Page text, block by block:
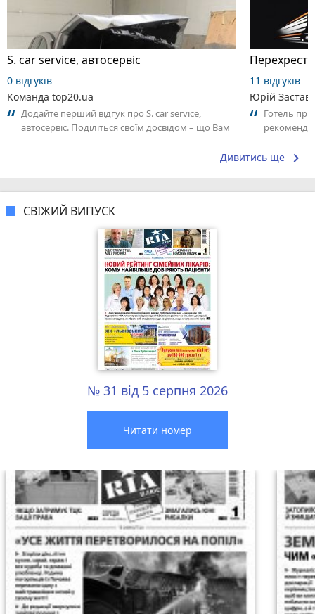
S. car service, автосервіс
0 відгуків
Команда top20.ua
Додайте перший відгук про S. car service,
автосервіс. Поділіться своїм досвідом – що Вам
11 відгуків
Юрій
Готель
Дивитись ще keyboard_arrow_right
СВІЖИЙ ВИПУСК
№ 31 від 5 серпня 2026
Читати номер